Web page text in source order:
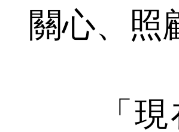
關心、照
「現在